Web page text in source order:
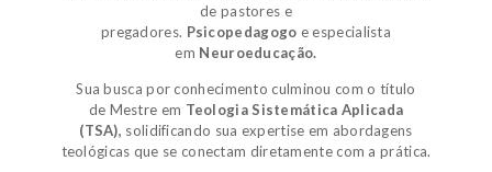
de pastores e
pregadores. Psicopedagogo e especialista
em Neuroeducação.
Sua busca por conhecimento culminou com o título
de Mestre em Teologia Sistemática Aplicada
(TSA), solidificando sua expertise em abordagens
teológicas que se conectam diretamente com a prática.